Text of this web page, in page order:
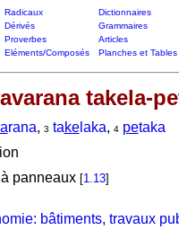
Radicaux
Dictionnaires
Dérivés
Grammaires
Proverbes
Articles
Eléments/Composés Planches et Tables
takela-
rana, 3 takelaka, 4 petaka
panneaux [1.13]
bâtiments, travaux